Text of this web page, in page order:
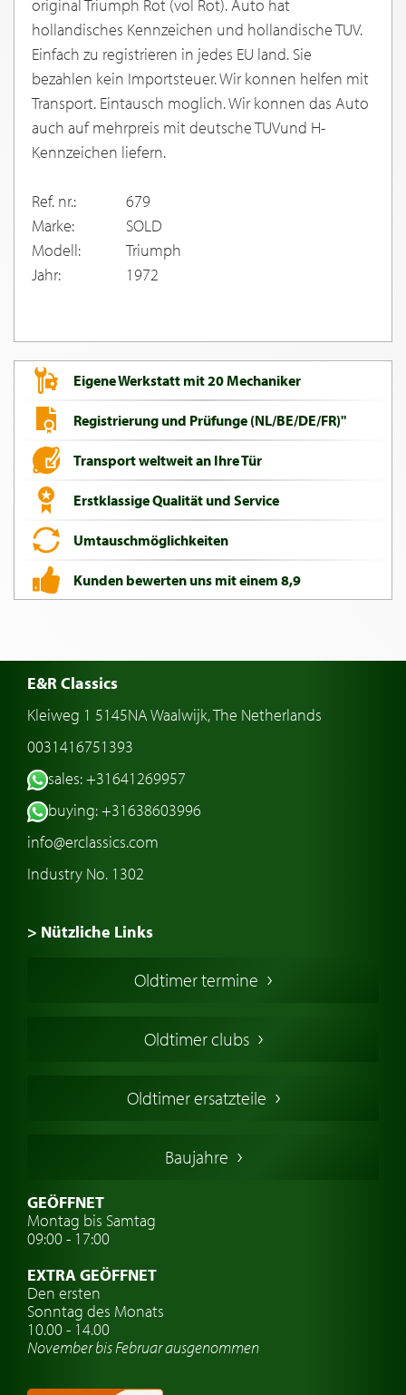
original Triumph Rot (vol Rot). Auto hat
hollandisches Kennzeichen und hollandische TUV.
Einfach zu registrieren in jedes EU land. Sie
bezahlen kein Importsteuer. Wir konnen helfen mit
Transport. Eintausch moglich. Wir konnen das Auto
auch auf mehrpreis mit deutsche TUVund H-
Kennzeichen liefern.
Ref. nr.:
679
Marke:
SOLD
Modell:
Triumph
Jahr:
1972
Eigene Werkstatt mit 20 Mechaniker
Registrierung und Prüfunge (NL/BE/DE/FR)"
Transport weltweit an Ihre Tür
Erstklassige Qualität und Service
Umtauschmöglichkeiten
Kunden bewerten uns mit einem 8,9
E&R Classics
Kleiweg 1 5145NA Waalwijk, The Netherlands
0031416751393
sales: +31641269957
buying: +31638603996
info@erclassics.com
Industry No. 1302
> Nützliche Links
Oldtimers in Europa
Englische Oldtimer
Deutsche Oldtimer
Schwedische Oldtimer
Oldtimer mit h-kennzeichen
Auto Oldtimer Markt
Oldtimer-Versicherung
Oldtimer-Clubs
Oldtimer-Reisen
Oldtimer termine
Oldtimer clubs
Oldtimer ersatzteile
Baujahre
GEÖFFNET
Montag bis Samtag
09:00 - 17:00
EXTRA GEÖFFNET
Den ersten
Sonntag des Monats
10.00 - 14.00
November bis Februar ausgenommen